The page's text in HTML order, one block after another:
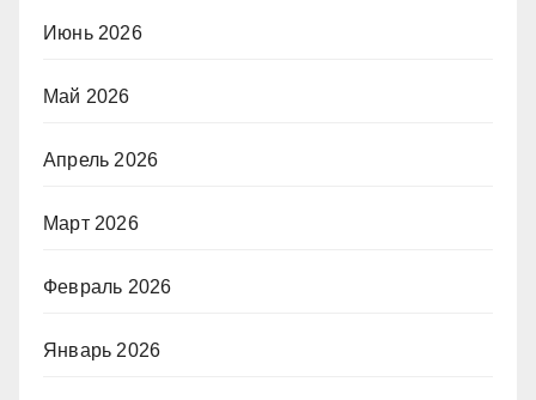
Июнь 2026
Май 2026
Апрель 2026
Март 2026
Февраль 2026
Январь 2026